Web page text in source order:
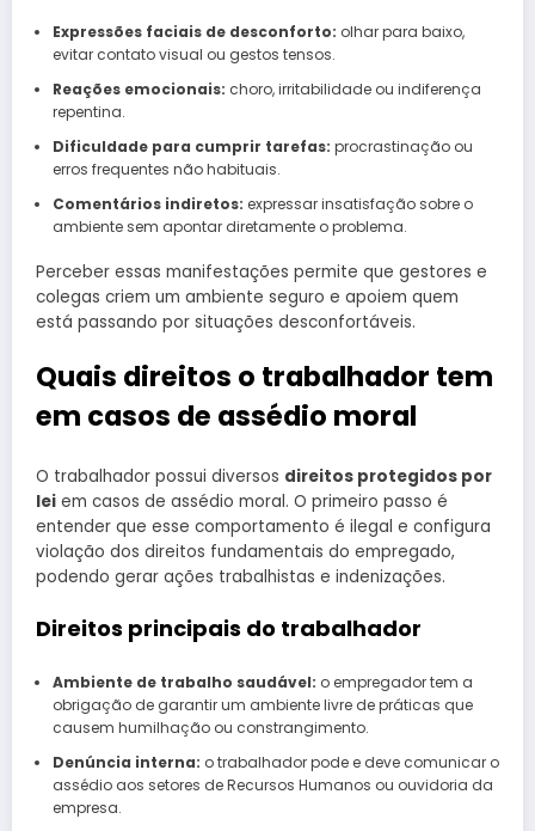
Expressões faciais de desconforto: olhar para baixo,
evitar contato visual ou gestos tensos.
Reações emocionais: choro, irritabilidade ou indiferença
repentina.
Dificuldade para cumprir tarefas: procrastinação ou
erros frequentes não habituais.
Comentários indiretos: expressar insatisfação sobre o
ambiente sem apontar diretamente o problema.
Perceber essas manifestações permite que gestores e
colegas criem um ambiente seguro e apoiem quem
está passando por situações desconfortáveis.
Quais direitos o trabalhador tem
em casos de assédio moral
O trabalhador possui diversos direitos protegidos por
lei em casos de assédio moral. O primeiro passo é
entender que esse comportamento é ilegal e configura
violação dos direitos fundamentais do empregado,
podendo gerar ações trabalhistas e indenizações.
Direitos principais do trabalhador
Ambiente de trabalho saudável: o empregador tem a
obrigação de garantir um ambiente livre de práticas que
causem humilhação ou constrangimento.
Denúncia interna: o trabalhador pode e deve comunicar o
assédio aos setores de Recursos Humanos ou ouvidoria da
empresa.